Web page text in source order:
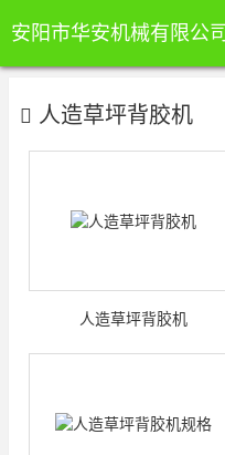
安阳市华安机械有限公司
人造草坪背胶机
人造草坪背胶机